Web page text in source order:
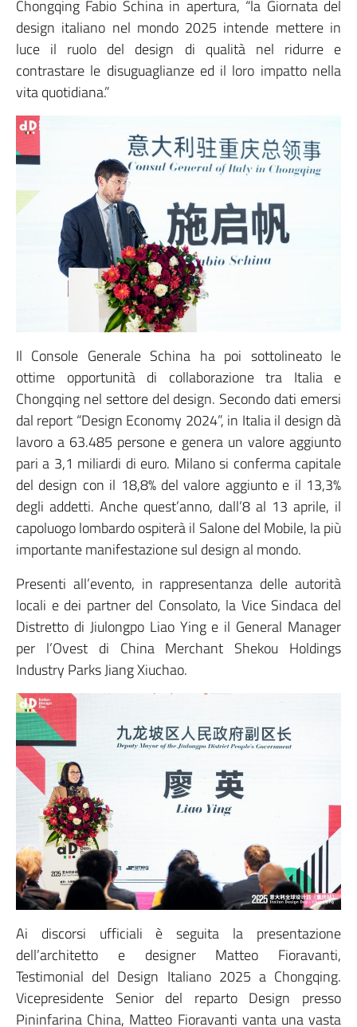
Chongqing Fabio Schina in apertura, “la Giornata del
design italiano nel mondo 2025 intende mettere in
luce il ruolo del design di qualità nel ridurre e
contrastare le disuguaglianze ed il loro impatto nella
vita quotidiana.”
Il Console Generale Schina ha poi sottolineato le
ottime opportunità di collaborazione tra Italia e
Chongqing nel settore del design. Secondo dati emersi
dal report “Design Economy 2024”, in Italia il design dà
lavoro a 63.485 persone e genera un valore aggiunto
pari a 3,1 miliardi di euro. Milano si conferma capitale
del design con il 18,8% del valore aggiunto e il 13,3%
degli addetti. Anche quest’anno, dall’8 al 13 aprile, il
capoluogo lombardo ospiterà il Salone del Mobile, la più
importante manifestazione sul design al mondo.
Presenti all’evento, in rappresentanza delle autorità
locali e dei partner del Consolato, la Vice Sindaca del
Distretto di Jiulongpo Liao Ying e il General Manager
per l’Ovest di China Merchant Shekou Holdings
Industry Parks Jiang Xiuchao.
Ai discorsi ufficiali è seguita la presentazione
dell’architetto e designer Matteo Fioravanti,
Testimonial del Design Italiano 2025 a Chongqing.
Vicepresidente Senior del reparto Design presso
Pininfarina China, Matteo Fioravanti vanta una vasta